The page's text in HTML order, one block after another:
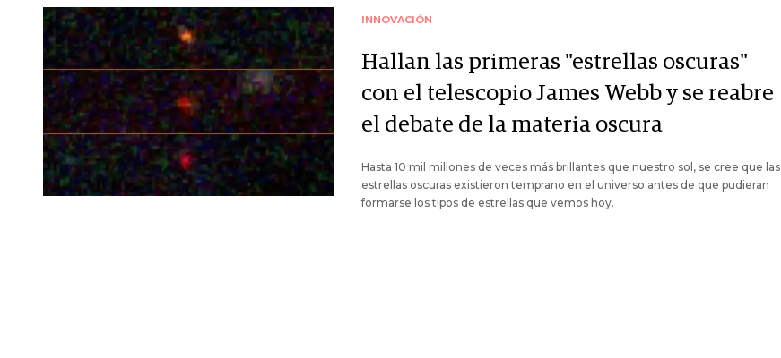
INNOVACIÓN
Hallan las primeras "estrellas oscuras"
con el telescopio James Webb y se reabre
el debate de la materia oscura
Hasta 10 mil millones de veces más brillantes que nuestro sol, se cree que las
estrellas oscuras existieron temprano en el universo antes de que pudieran
formarse los tipos de estrellas que vemos hoy.